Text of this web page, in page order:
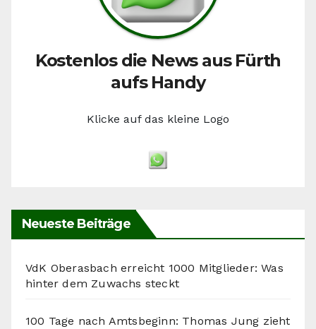
Kostenlos die News aus Fürth
aufs Handy
Klicke auf das kleine Logo
Neueste Beiträge
VdK Oberasbach erreicht 1000 Mitglieder: Was
hinter dem Zuwachs steckt
100 Tage nach Amtsbeginn: Thomas Jung zieht